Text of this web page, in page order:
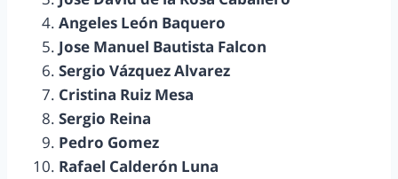
Angeles León Baquero
Jose Manuel Bautista Falcon
Sergio Vázquez Alvarez
Cristina Ruiz Mesa
Sergio Reina
Pedro Gomez
Rafael Calderón Luna